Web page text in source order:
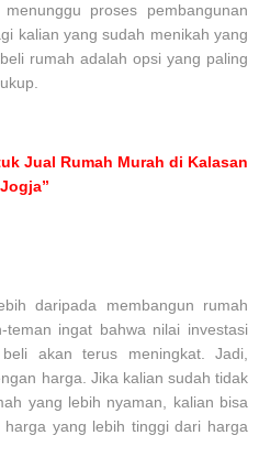
proses pembangunan
kalian yang sudah menikah yang
rumah adalah opsi yang paling
Jual Rumah Murah di Kalasan
Jogja”
daripada membangun rumah
ingat bahwa nilai investasi
akan terus meningkat. Jadi,
harga. Jika kalian sudah tidak
yang lebih nyaman, kalian bisa
harga yang lebih tinggi dari harga